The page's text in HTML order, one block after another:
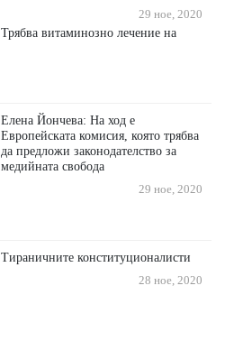
29 ное, 2020
Трябва витаминозно лечение на
Елена Йончева: На ход е
Европейската комисия, която трябва
да предложи законодателство за
медийната свобода
29 ное, 2020
Тираничните конституционалисти
28 ное, 2020